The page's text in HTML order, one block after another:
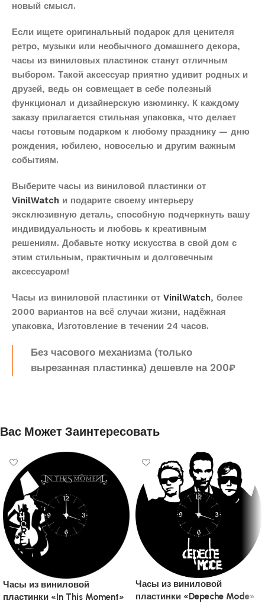
новый смысл.
Если ищете оригинальный подарок для ценителя
ретро, музыки или необычного домашнего декора,
часы из виниловых пластинок станут отличным
выбором. Такой аксессуар приятно удивит родных и
друзей, ведь он совмещает в себе полезный
функционал и дизайнерскую изюминку. К каждому
заказу прилагается стильная упаковка, что делает
часы готовым подарком к любому празднику — дню
рождения, юбилею, новоселью и другим важным
событиям.
Выберите часы из виниловой пластинки от
VinilWatch и подарите своему интерьеру
эксклюзивную деталь, способную подчеркнуть вашу
индивидуальность и любовь к креативным
решениям. Добавьте нотку искусства в свой дом с
этим стильным, практичным и долговечным
аксессуаром!
Часы из виниловой пластинки от VinilWatch, более
2000 вариантов на всё случаи жизни, надёжная
упаковка, Изготовление в течении 24 часов.
Без часового механизма (только
вырезанная пластинка) дешевле на 200₽
Вас Может Заинтересовать
Часы из виниловой
пластинки «In This Moment»
Часы из виниловой
пластинки «Depeche Mode»